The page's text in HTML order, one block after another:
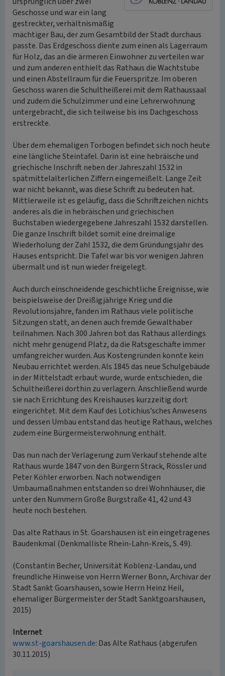
Geschosse und war ein lang
gestreckter, verhältnismäßig
mächtiger Bau, der zum Gesamtbild der Stadt durchaus
passte. Das Erdgeschoss diente zum einen als Lagerraum
für Holz, das an die ärmeren Einwohner zu verteilen war
und zum anderen enthielt das Rathaus die Wachtstube
und einen Abstellraum für die Feuerspritze. Im oberen
Geschoss waren die Schultheißerei mit dem Rathaussaal
und zudem die Schulzimmer und eine Lehrerwohnung
untergebracht, die sich teilweise bis ins Dachgeschoss
erstreckte.
Über dem ehemaligen Torbogen befindet sich noch heute
eine längliche Steintafel. Darin ist eine hebräische und
griechische Inschrift neben der Jahreszahl 1532 in
spätmittelalterlichen Ziffern eingemeißelt. Lange Zeit
war nicht bekannt, was diese Schrift zu bedeuten hat.
Mittlerweile ist es geläufig, dass die Schriftzeichen nichts
anderes als die in hebräischen und griechischen
Buchstaben wiedergegebene Jahreszahl 1532 darstellen.
Die ganze Inschrift bildet somit eine dreimalige
Wiederholung der Zahl 1532, die dem Gründungsjahr des
Hauses entspricht. Die Tafel war bis vor wenigen Jahren
übermalt und ist nun wieder freigelegt.
Auch durch einschneidende geschichtliche Ereignisse, wie
beispielsweise der Dreißigjährige Krieg und die
Revolutionsjahre, fanden im Rathaus viele politische
Sitzungen statt, an denen auch fremde Gewalthaber
teilnahmen. Nach 300 Jahren bot das Rathaus allerdings
nicht mehr genügend Platz, da die Ratsgeschäfte immer
umfangreicher wurden. Aus Kostengründen konnte kein
Neubau errichtet werden. Als 1845 das neue Schulgebäude
in der Mittelstadt erbaut wurde, wurde entschieden, die
Schultheißerei dorthin zu verlagern. Anschließend wurde
sie nach Errichtung des Kreishauses kurzzeitig dort
eingerichtet. Mit dem Kauf des Lotichius’sches Anwesens
und dessen Umbau entstand das heutige Rathaus, welches
zudem eine Bürgermeisterwohnung enthält.
Das nun nach der Verlagerung zum Verkauf stehende alte
Rathaus wurde 1847 von den Bürgern Strack, Rössler und
Peter Köhler erworben. Nach notwendigen
Umbaumaßnahmen entstanden so drei Wohnhäuser, die
unter den Nummern Große Burgstraße 41, 42 und 43
heute noch bestehen.
Das alte Rathaus in St. Goarshausen ist ein eingetragenes
Baudenkmal (Denkmalliste Rhein-Lahn-Kreis, S. 49).
(Constantin Becher, Universität Koblenz-Landau, und
freundliche Hinweise von Herrn Werner Bonn, Archivar der
Stadt Sankt Goarshausen, sowie Herrn Heinz Heil,
ehemaliger Bürgermeister der Stadt Sanktgoarshausen,
2015)
Internet
www.st-goarshausen.de: Das Alte Rathaus (abgerufen
30.11.2015)